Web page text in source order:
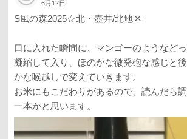
6月12日
S風の森2025☆北・壺井/北地区
口に入れた瞬間に、マンゴーのようなど
凝縮して入り、ほのかな微発砲な感じと
かな喉越しで変えていきます。
お米にもこだわりがあるので、読んだら
一本かと思います。